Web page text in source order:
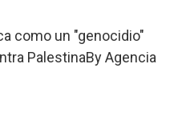
como un "genocidio"
PalestinaByAgencia